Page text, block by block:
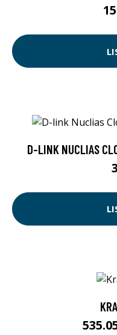
D-LINK NUCLIAS